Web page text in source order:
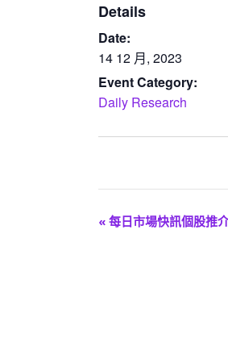
Details
Date:
14 12 月, 2023
Event Category:
Daily Research
E
« 每日市場快訊個股